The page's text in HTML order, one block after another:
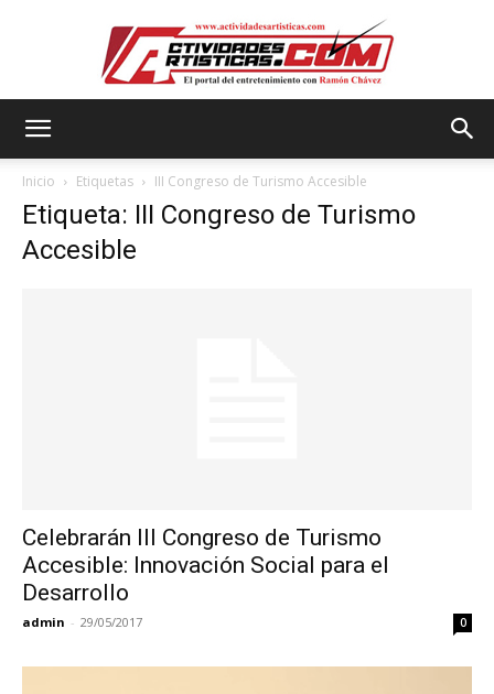
Inicio Etiquetas III Congreso de Turismo Accesible
Etiqueta: III Congreso de Turismo
Accesible
Celebrarán III Congreso de Turismo
Accesible: Innovación Social para el
Desarrollo
admin - 29/05/2017 0